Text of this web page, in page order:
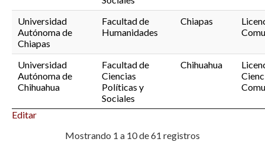
Editar
Universidad
Autónoma de
Chiapas
Facultad de
Humanidades
Chiapas
Universidad
Autónoma de
Chihuahua
Facultad de
Ciencias
Políticas y
Sociales
Chihuahua
Mostrando 1 a 10 de 61 registros